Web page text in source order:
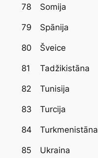
78 Somija
79 Spānija
80 Šveice
81 Tadžikistāna
82 Tunisija
83 Turcija
84 Turkmenistāna
85 Ukraina